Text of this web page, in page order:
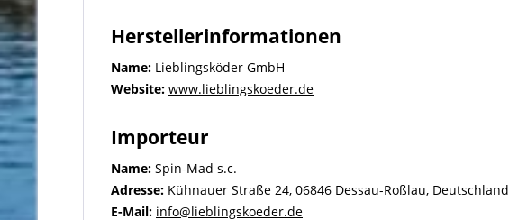
Herstellerinformationen
Name: Lieblingsköder GmbH
Website: www.lieblingskoeder.de
Importeur
Name: Spin-Mad s.c.
Adresse: Kühnauer Straße 24, 06846 Dessau-Roßlau, Deutschland
E-Mail: info@lieblingskoeder.de